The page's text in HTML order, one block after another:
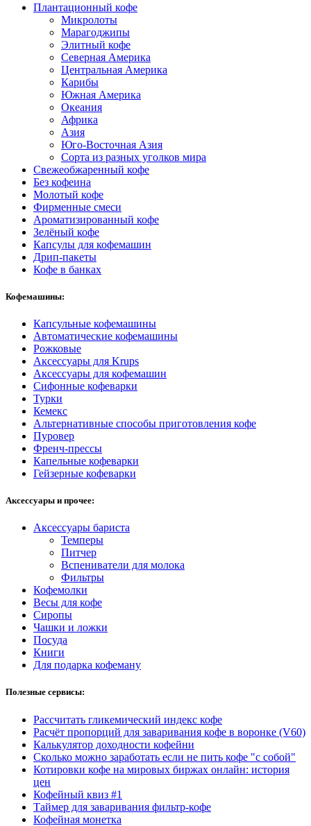
Плантационный кофе
Микролоты
Марагоджипы
Элитный кофе
Северная Америка
Центральная Америка
Карибы
Южная Америка
Океания
Африка
Азия
Юго-Восточная Азия
Сорта из разных уголков мира
Свежеобжаренный кофе
Без кофеина
Молотый кофе
Фирменные смеси
Ароматизированный кофе
Зелёный кофе
Капсулы для кофемашин
Дрип-пакеты
Кофе в банках
Кофемашины:
Капсульные кофемашины
Автоматические кофемашины
Рожковые
Аксессуары для Krups
Аксессуары для кофемашин
Сифонные кофеварки
Турки
Кемекс
Альтернативные способы приготовления кофе
Пуровер
Френч-прессы
Капельные кофеварки
Гейзерные кофеварки
Аксессуары и прочее:
Аксессуары бариста
Темперы
Питчер
Вспениватели для молока
Фильтры
Кофемолки
Весы для кофе
Сиропы
Чашки и ложки
Посуда
Книги
Для подарка кофеману
Полезные сервисы:
Рассчитать гликемический индекс кофе
Расчёт пропорций для заваривания кофе в воронке (V60)
Калькулятор доходности кофейни
Сколько можно заработать если не пить кофе "с собой"
Котировки кофе на мировых биржах онлайн: история
цен
Кофейный квиз #1
Таймер для заваривания фильтр-кофе
Кофейная монетка